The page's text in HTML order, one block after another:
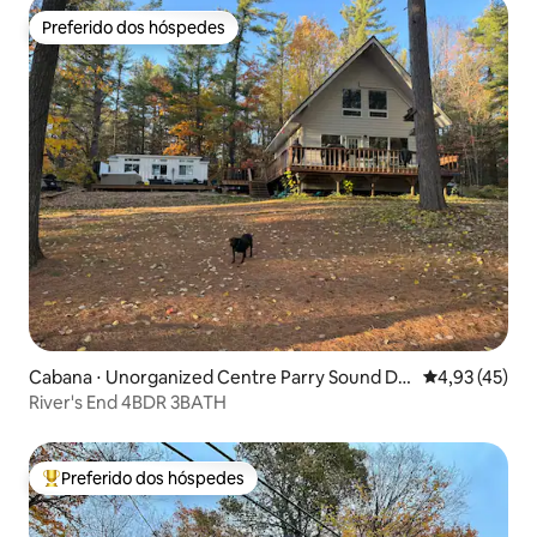
Preferido dos hóspedes
Preferido dos hóspedes
Cabana ⋅ Unorganized Centre Parry Sound Dis
trict
4,93 de uma
4,93 (45)
River's End 4BDR 3BATH
Entre os melhores preferidos dos hóspedes
Preferido dos hóspedes